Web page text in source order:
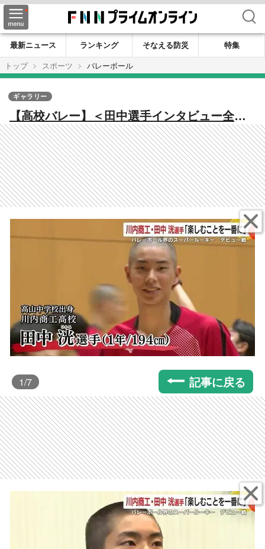
検索
最新ニュース ランキング そなえる防災
特集
トップ
スポーツ バレーボール
【高校バレー】＜田中選手インタビュー全掲
載版＞ 鹿児島バレー界のスーパールーキー
が高校公式戦デビュー！ 鹿児島・川内商工1
年 田中洸選手がチームの県大会優勝に貢献
ギャラリー
1/7 記事に戻る